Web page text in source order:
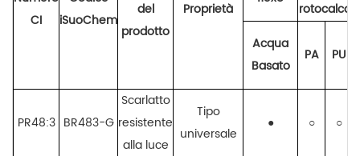
CI
iSuoChem
del
prodotto
Proprietà
rotocalco
Acqua
Basato
PA PU
PR48:3 BR483-G
Scarlatto
resistente
alla luce
Tipo
universale
● ○ ○